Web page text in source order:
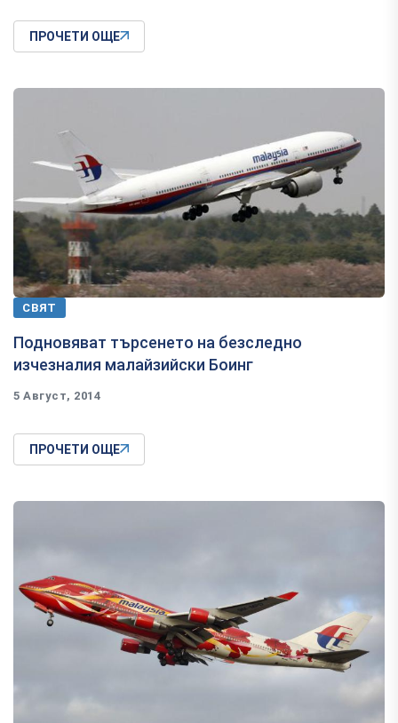
ПРОЧЕТИ ОЩЕ
СВЯТ
Подновяват търсенето на безследно
изчезналия малайзийски Боинг
5 Август, 2014
ПРОЧЕТИ ОЩЕ